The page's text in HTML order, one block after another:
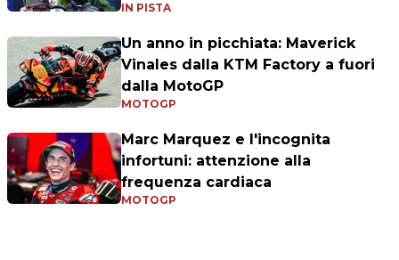
IN PISTA
Un anno in picchiata: Maverick
Vinales dalla KTM Factory a fuori
dalla MotoGP
MOTOGP
Marc Marquez e l'incognita
infortuni: attenzione alla
frequenza cardiaca
MOTOGP